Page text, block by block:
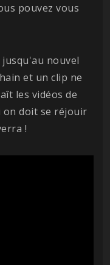
pouvez vous
nouvel
et un clip ne
les vidéos de
on doit se réjouir
!